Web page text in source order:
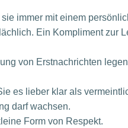
immer mit einem
Ein Kompliment zur
von Erstnachrichten
es lieber klar als
darf wachsen.
Form von Respekt.